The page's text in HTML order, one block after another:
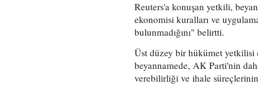
Reuters'a konuşan yetkili,
ekonomisi kuralları ve
bulunmadığını" belirtti.
Üst düzey bir hükümet
beyannamede, AK Parti'nin
verebilirliği ve ihale